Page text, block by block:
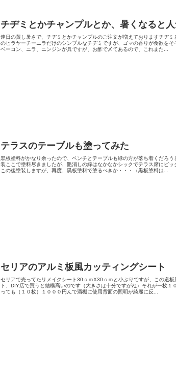
チヂミとかチャンプルとか、暑くなると
連日の蒸し暑さで、チヂミとかチャンプルのご注文が増えておりますチヂミ
のヒラヤーチーニラだけのシンプルなチヂミですが、ゴマの香りが食欲をそ
ベーコン、ニラ、ニンジンが具ですが、お酢で〆てあるので、これまた...
テラスのテーブルも塗ってみた
黒板塗料がかなり余ったので、ベンチとテーブルも緑の方が落ち着くだろう
装ここで塗料尽きましたが、艶消しの緑はなかなかシックでテラス席にピッ
この後塗装しますが、再度、黒板塗料で塗るべきか・・・（黒板塗料は...
セリアのアルミ板風カッティングシート
セリアで売ってたリメイクシート30ｃｍX30ｃｍと小ぶりですが、この道板
ト、DIY店で買うと結構高いのです（大きさは十分ですがね）それが一枚１
っても（１０枚）１０００円んで酒棚に使用背面の照明が綺麗に反...